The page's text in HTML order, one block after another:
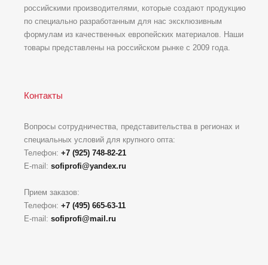
российскими производителями, которые создают продукцию
по специально разработанным для нас эксклюзивным
формулам из качественных европейских материалов. Наши
товары представлены на российском рынке с 2009 года.
Контакты
Вопросы сотрудничества, представительства в регионах и
специальных условий для крупного опта:
Телефон: +7 (925) 748-82-21
E-mail: sofiprofi@yandex.ru
Прием заказов:
Телефон: +7 (495) 665-63-11
E-mail: sofiprofi@mail.ru